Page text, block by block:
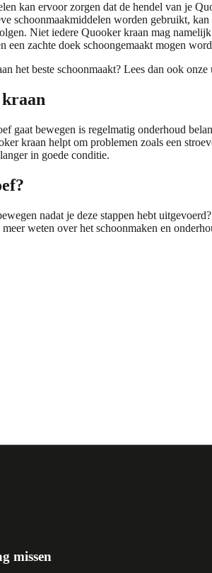
kan ervoor zorgen dat de hendel van je
schoonmaakmiddelen worden gebruikt,
Niet iedere Quooker kraan mag
zachte doek schoongemaakt mogen
het beste schoonmaakt? Lees dan ook
gaat bewegen is regelmatig onderhoud
kraan helpt om problemen zoals een
in goede conditie.
nadat je deze stappen hebt
weten over het schoonmaken en
missen